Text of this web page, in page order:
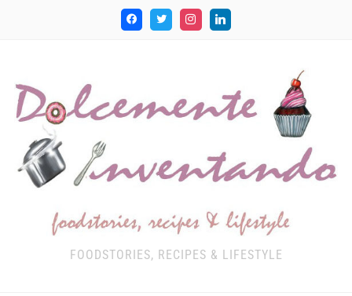
FOODSTORIES, RECIPES & LIFESTYLE